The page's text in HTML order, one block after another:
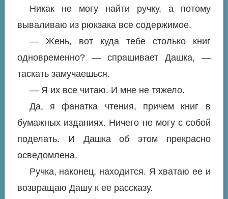
Никак не могу найти ручку, а потому
вываливаю из рюкзака все содержимое.
— Жень, вот куда тебе столько книг
одновременно? — спрашивает Дашка, —
таскать замучаешься.
— Я их все читаю. И мне не тяжело.
Да, я фанатка чтения, причем книг в
бумажных изданиях. Ничего не могу с собой
поделать. И Дашка об этом прекрасно
осведомлена.
Ручка, наконец, находится. Я хватаю ее и
возвращаю Дашу к ее рассказу.